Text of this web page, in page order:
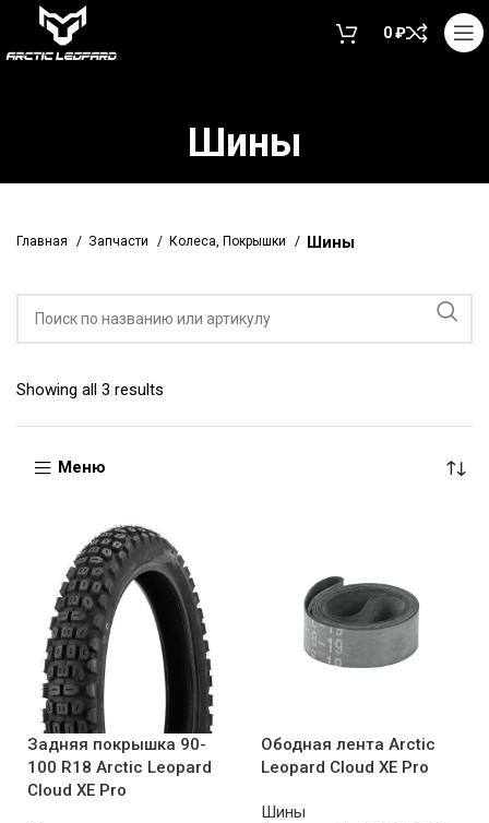
0₽
Шины
Главная Запчасти Колеса, Покрышки Шины
Showing all 3 results
Меню
Задняя покрышка 90-
100 R18 Arctic Leopard
Cloud XE Pro
Ободная лента Arctic
Leopard Cloud XE Pro
Шины